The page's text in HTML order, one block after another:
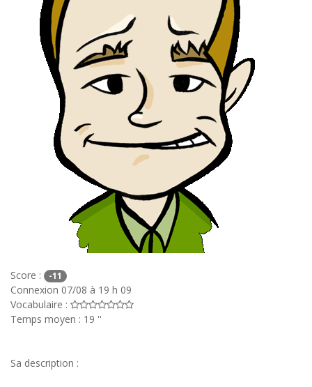
Score : -11
Connexion 07/08 à 19 h 09
Vocabulaire :
Temps moyen : 19 ''
Sa description :